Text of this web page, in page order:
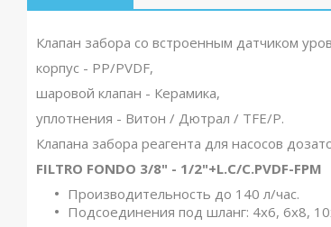
Клапан забора со встроенным датчиком
корпус - PP/PVDF,
шаровой клапан - Керамика,
уплотнения - Витон / Дютрал / TFE/P.
Клапана забора реагента для насосов
FILTRO FONDO 3/8" - 1/2"+L.C/C.PVDF-FPM
Производительность до 140 л/час.
Подсоединения под шланг: 4х6, 6х8,